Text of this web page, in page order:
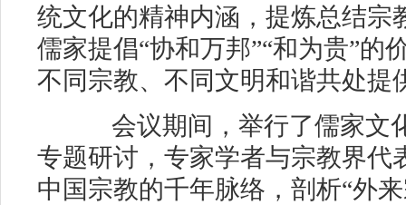
统文化的精神内涵，提炼总结宗
儒家提倡“协和万邦”“和为贵”的
不同宗教、不同文明和谐共处提
会议期间，举行了儒家文
专题研讨，专家学者与宗教界代
中国宗教的千年脉络，剖析“外